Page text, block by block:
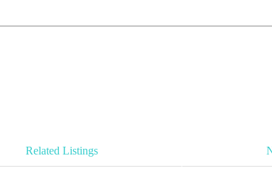
Related Listings